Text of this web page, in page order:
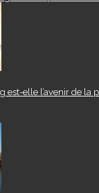
est-elle l’avenir de la